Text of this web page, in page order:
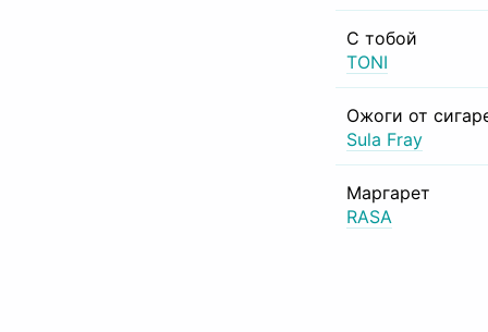
С тобой
TONI
Ожоги от
Sula Fray
Маргарет
RASA